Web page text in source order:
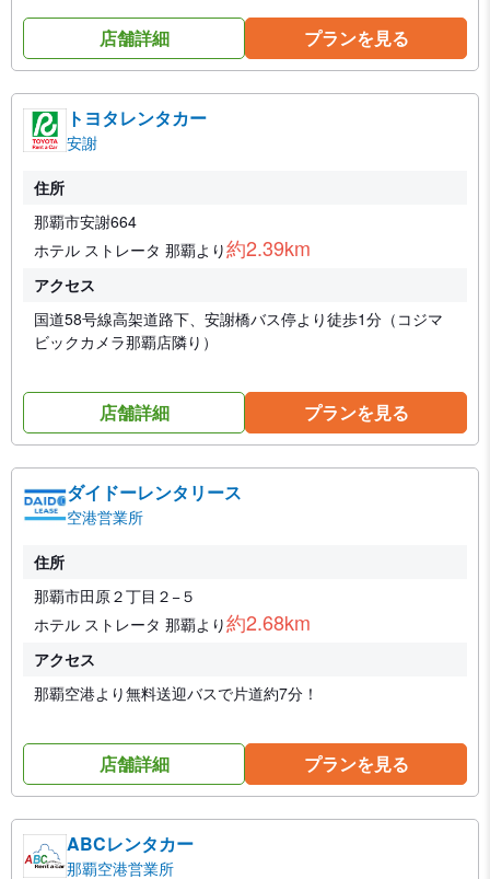
店舗詳細 プランを見る
トヨタレンタカー
安謝
住所
那覇市安謝664
ホテル ストレータ 那覇より約2.39km
アクセス
国道58号線高架道路下、安謝橋バス停より徒歩1分（コジマ
ビックカメラ那覇店隣り）
店舗詳細 プランを見る
ダイドーレンタリース
空港営業所
住所
那覇市田原２丁目２−５
ホテル ストレータ 那覇より約2.68km
アクセス
那覇空港より無料送迎バスで片道約7分！
店舗詳細 プランを見る
ABCレンタカー
那覇空港営業所